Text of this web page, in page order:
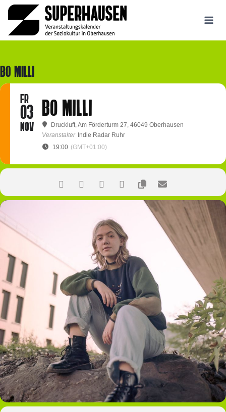
Zum
Inhalt
springen
BO MILLI
FR
03
NOV
BO MILLI
Druckluft, Am Förderturm 27, 46049 Oberhausen
Veranstalter Indie Radar Ruhr
19:00 (GMT+01:00)